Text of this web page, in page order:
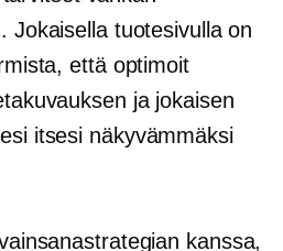
Jokaisella tuotesivulla on
että optimoit
ja jokaisen
itsesi näkyvämmäksi
kanssa,